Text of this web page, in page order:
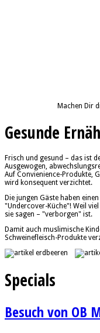
Machen Dir
Gesunde
Frisch und gesund – das ist
Ausgewogen,
Auf Convienience-Produkte,
wird konsequent verzichtet.
Die jungen Gäste haben
"Undercover-Küche"! Weil
sie sagen – "verborgen" ist.
Damit auch muslimische
Schweinefleisch-Produkte
Specials
Besuch von OB